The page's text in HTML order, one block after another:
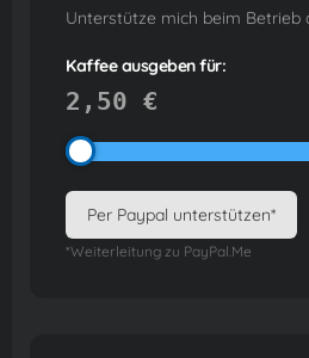
Unterstütze mich beim Betrieb
Kaffee ausgeben für:
2,50 €
Per Paypal unterstützen*
*Weiterleitung zu PayPal.Me